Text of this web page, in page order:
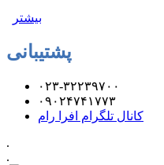
بیشتر
پشتیبانی
۰۲۳-۳۲۲۳۹۷۰۰
۰۹۰۲۴۷۴۱۷۷۳
کانال تلگرام افرا رام
.
.